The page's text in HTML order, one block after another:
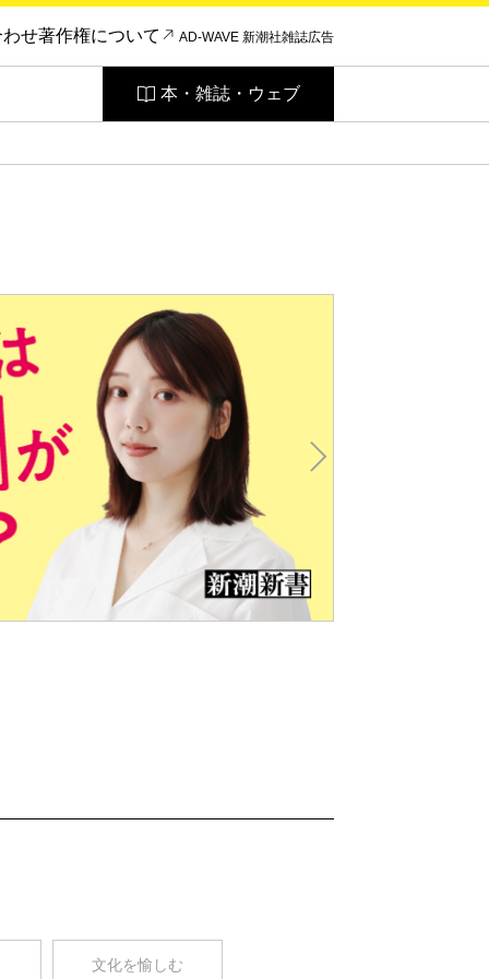
せ著作権について AD-WAVE 新潮社雑誌広告
本・雑誌・ウェブ
文化を愉しむ